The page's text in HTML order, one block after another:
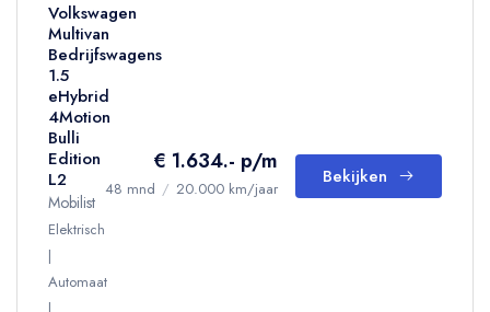
Volkswagen
Multivan
Bedrijfswagens
1.5
eHybrid
4Motion
Bulli
Edition
L2
Mobilist
Elektrisch
Automaat
€ 1.634.- p/m
48 mnd / 20.000 km/jaar
Bekijken